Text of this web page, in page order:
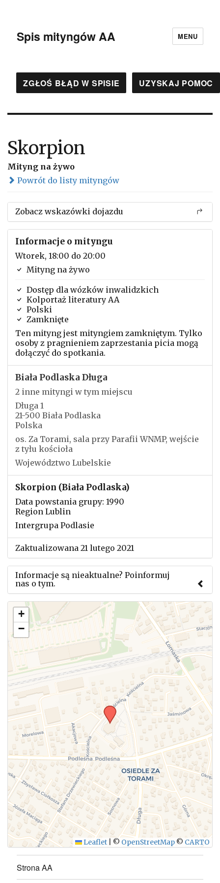
Spis mityngów AA MENU
ZGŁOŚ BŁĄD W SPISIE UZYSKAJ POMOC
Skorpion
Mityng na żywo
Powrót do listy mityngów
Zobacz wskazówki dojazdu
Informacje o mityngu
Wtorek, 18:00 do 20:00
Mityng na żywo
Dostęp dla wózków inwalidzkich
Kolportaż literatury AA
Polski
Zamknięte
Ten mityng jest mityngiem zamkniętym. Tylko
osoby z pragnieniem zaprzestania picia mogą
dołączyć do spotkania.
Biała Podlaska Długa
2 inne mityngi w tym miejscu
Długa 1
21-500 Biała Podlaska
Polska
os. Za Torami, sala przy Parafii WNMP, wejście
z tyłu kościoła
Województwo Lubelskie
Skorpion (Biała Podlaska)
Data powstania grupy: 1990
Region Lublin
Intergrupa Podlasie
Zaktualizowana 21 lutego 2021
Informacje są nieaktualne? Poinformuj
nas o tym.
Użyj tego formularza aby przesłać informację o
zmianach w powyższym mityngu.
WYŚLIJ
+
−
Leaflet © OpenStreetMap © CARTO
Strona AA